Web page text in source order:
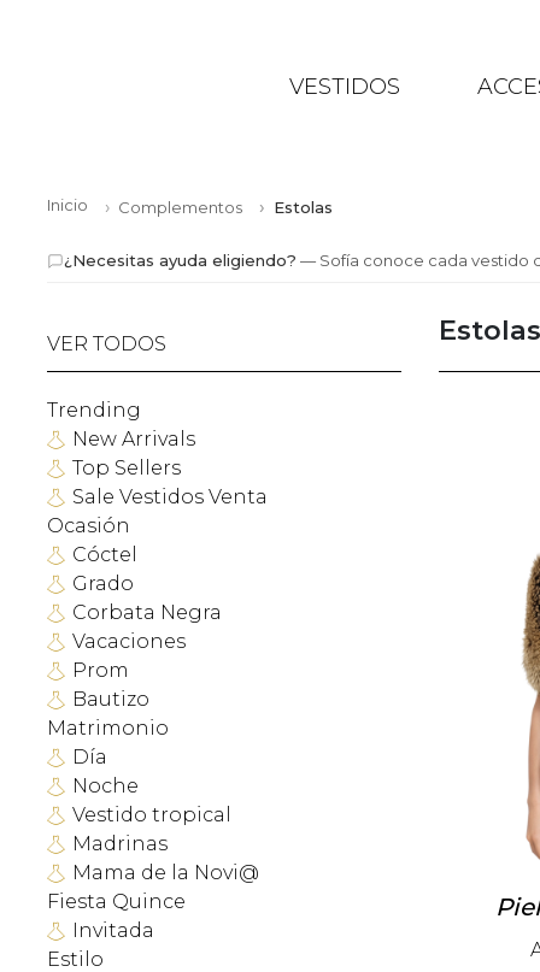
VESTIDOS
Inicio Complementos Estolas
¿Necesitas ayuda eligiendo? — Sofía conoce cada vestido
VER TODOS
Trending
New Arrivals
Top Sellers
Sale Vestidos Venta
Ocasión
Cóctel
Grado
Corbata Negra
Vacaciones
Prom
Bautizo
Matrimonio
Día
Noche
Vestido tropical
Madrinas
Mama de la Novi@
Fiesta Quince
Invitada
Estilo